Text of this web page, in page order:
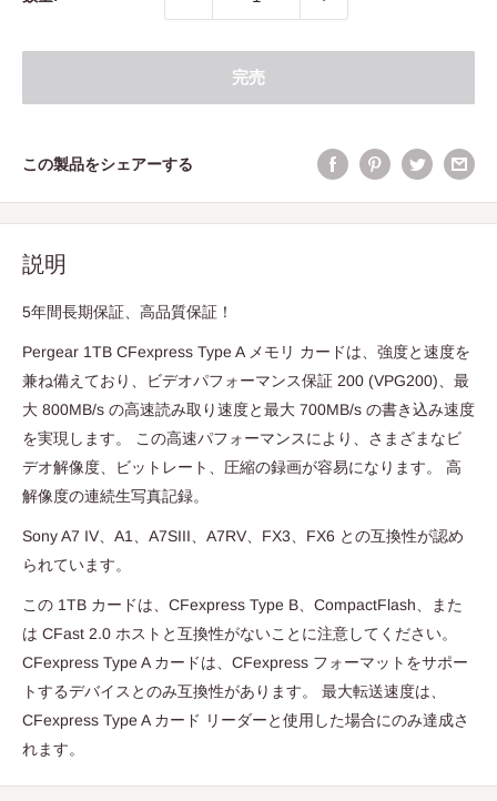
完売
この製品をシェアーする
説明
5年間長期保証、高品質保証！
Pergear 1TB CFexpress Type A メモリ カードは、強度と速度を
兼ね備えており、ビデオパフォーマンス保証 200 (VPG200)、最
大 800MB/s の高速読み取り速度と最大 700MB/s の書き込み速度
を実現します。 この高速パフォーマンスにより、さまざまなビ
デオ解像度、ビットレート、圧縮の録画が容易になります。 高
解像度の連続生写真記録。
Sony A7 IV、A1、A7SIII、A7RV、FX3、FX6 との互換性が認め
られています。
この 1TB カードは、CFexpress Type B、CompactFlash、また
は CFast 2.0 ホストと互換性がないことに注意してください。
CFexpress Type A カードは、CFexpress フォーマットをサポー
トするデバイスとのみ互換性があります。 最大転送速度は、
CFexpress Type A カード リーダーと使用した場合にのみ達成さ
れます。